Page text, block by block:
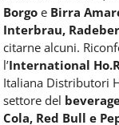
Borgo e Birra
Interbrau,
citarne alcuni.
l’International
Italiana Distributori
settore del
Cola, Red Bull e